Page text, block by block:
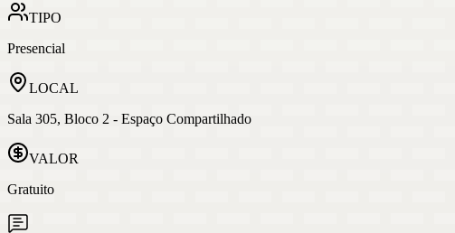
TIPO
Presencial
LOCAL
Sala 305, Bloco 2 - Espaço Compartilhado
VALOR
Gratuito